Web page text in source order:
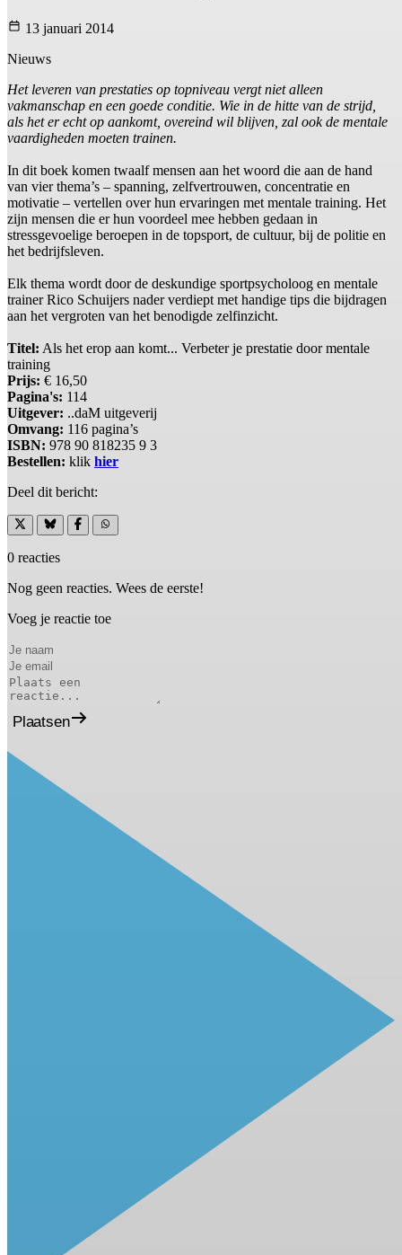
13 januari 2014
Nieuws
Het leveren van prestaties op topniveau vergt niet alleen
vakmanschap en een goede conditie. Wie in de hitte van de strijd,
als het er echt op aankomt, overeind wil blijven, zal ook de mentale
vaardigheden moeten trainen.
In dit boek komen twaalf mensen aan het woord die aan de hand
van vier thema’s – spanning, zelfvertrouwen, concentratie en
motivatie – vertellen over hun ervaringen met mentale training. Het
zijn mensen die er hun voordeel mee hebben gedaan in
stressgevoelige beroepen in de topsport, de cultuur, bij de politie en
het bedrijfsleven.
Elk thema wordt door de deskundige sportpsycholoog en mentale
trainer Rico Schuijers nader verdiept met handige tips die bijdragen
aan het vergroten van het benodigde zelfinzicht.
Titel: Als het erop aan komt... Verbeter je prestatie door mentale
training
Prijs: € 16,50
Pagina's: 114
Uitgever: ..daM uitgeverij
Omvang: 116 pagina’s
ISBN: 978 90 818235 9 3
Bestellen: klik hier
Deel dit bericht:
0 reacties
Nog geen reacties. Wees de eerste!
Voeg je reactie toe
Plaatsen